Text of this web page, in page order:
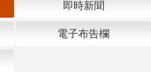
即時新聞
電子布告欄